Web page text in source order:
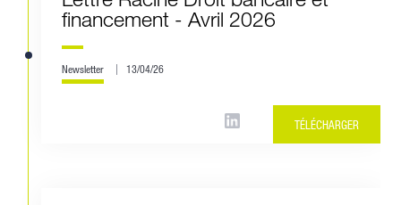
financement - Avril 2026
Newsletter 13/04/26
TÉLÉCHARGER